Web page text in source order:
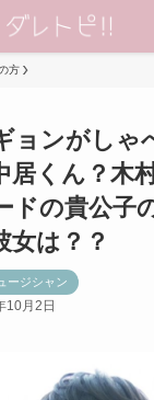
方
ョンがしゃ
居くん？木
ドの貴公子
女は？？
ージシャン
10月2日